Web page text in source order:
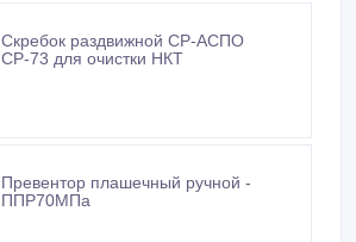
Скребок раздвижной СР-АСПО
СР-73 для очистки НКТ
Превентор плашечный ручной -
ППР70МПа